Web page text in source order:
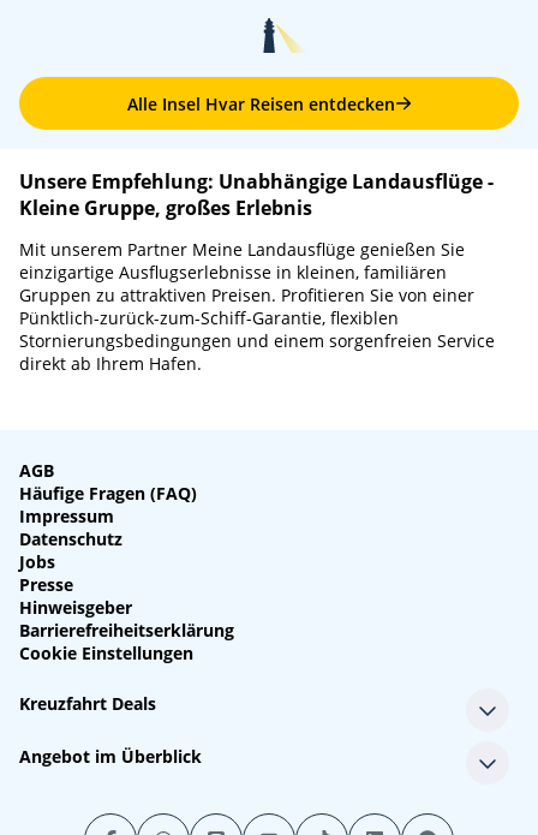
Alle Insel Hvar Reisen entdecken
Unsere Empfehlung: Unabhängige Landausflüge -
Kleine Gruppe, großes Erlebnis
Mit unserem Partner Meine Landausflüge genießen Sie
einzigartige Ausflugserlebnisse in kleinen, familiären
Gruppen zu attraktiven Preisen. Profitieren Sie von einer
Pünktlich-zurück-zum-Schiff-Garantie, flexiblen
Stornierungsbedingungen und einem sorgenfreien Service
direkt ab Ihrem Hafen.
AGB
Häufige Fragen (FAQ)
Impressum
Datenschutz
Jobs
Presse
Hinweisgeber
Barrierefreiheitserklärung
Cookie Einstellungen
Kreuzfahrt Deals
Single-Kreuzfahrten
Kreuzfahrt mit Kindern
Minikreuzfahrten
Angebot im Überblick
Alle Schiffe